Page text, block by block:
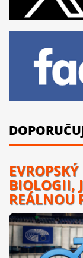
BIOLOGII,
REÁLNOU